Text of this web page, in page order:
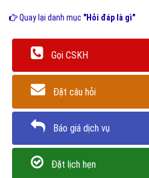
Quay lại danh mục "Hỏi đáp là gì"
Gọi CSKH
Đặt câu hỏi
Báo giá dịch vụ
Đặt lịch hẹn